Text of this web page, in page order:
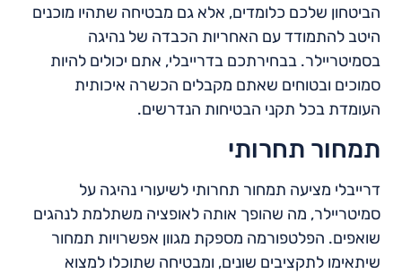
הביטחון שלכם כלומדים, אלא גם מבטיחה שתהיו מוכנים
היטב להתמודד עם האחריות הכבדה של נהיגה
בסמיטריילר. בבחירתכם בדרייבלי, אתם יכולים להיות
סמוכים ובטוחים שאתם מקבלים הכשרה איכותית
העומדת בכל תקני הבטיחות הנדרשים.
תמחור תחרותי
דרייבלי מציעה תמחור תחרותי לשיעורי נהיגה על
סמיטריילר, מה שהופך אותה לאופציה משתלמת לנהגים
שואפים. הפלטפורמה מספקת מגוון אפשרויות תמחור
שיתאימו לתקציבים שונים, ומבטיחה שתוכלו למצוא